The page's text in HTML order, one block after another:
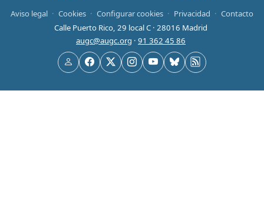
Aviso legal · Cookies · Configurar cookies · Privacidad · Contacto
Calle Puerto Rico, 29 local C · 28016 Madrid
augc@augc.org · 91 362 45 86
UsuarioFacebook
X Instagram
YouTube
Bluesky
RSS